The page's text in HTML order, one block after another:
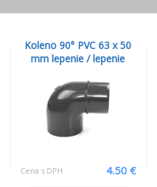
Koleno 90° PVC 63 x 50
mm lepenie / lepenie
Cena s DPH 4.50 €